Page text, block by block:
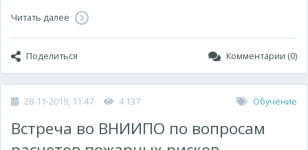
Читать далее
Поделиться Комментарии (0)
28-11-2019, 11:47 4 137 Обучение
Встреча во ВНИИПО по вопросам